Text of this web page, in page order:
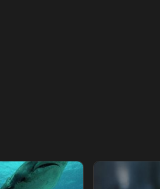
الحواس البرية